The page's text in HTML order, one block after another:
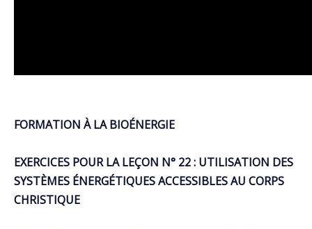
FORMATION À LA BIOÉNERGIE
EXERCICES POUR LA LEÇON N° 22 : UTILISATION DES
SYSTÈMES ÉNERGÉTIQUES ACCESSIBLES AU CORPS
CHRISTIQUE